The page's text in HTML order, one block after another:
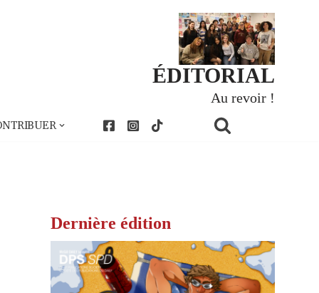
ÉDITORIAL
Au revoir !
Dernière édition